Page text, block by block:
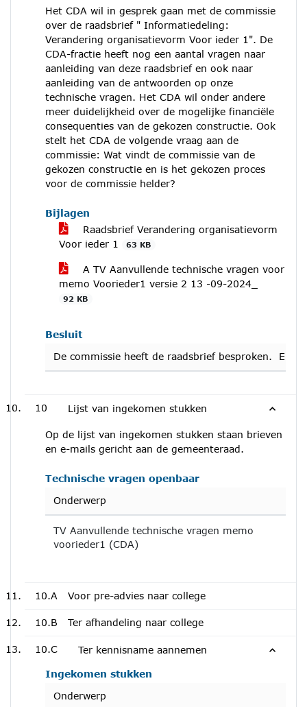
Het CDA wil in gesprek gaan met de commissie
over de raadsbrief " Informatiedeling:
Verandering organisatievorm Voor ieder 1". De
CDA-fractie heeft nog een aantal vragen naar
aanleiding van deze raadsbrief en ook naar
aanleiding van de antwoorden op onze
technische vragen. Het CDA wil onder andere
meer duidelijkheid over de mogelijke financiële
consequenties van de gekozen constructie. Ook
stelt het CDA de volgende vraag aan de
commissie: Wat vindt de commissie van de
gekozen constructie en is het gekozen proces
voor de commissie helder?
Bijlagen
Raadsbrief Verandering organisatievorm
Voor ieder 1
63 KB
A TV Aanvullende technische vragen voor
memo Voorieder1 versie 2 13 -09-2024_
92 KB
Besluit
De commissie heeft de raadsbrief besproken. Er
10 Lijst van ingekomen stukken
Op de lijst van ingekomen stukken staan brieven
en e-mails gericht aan de gemeenteraad.
Technische vragen openbaar
Onderwerp
TV Aanvullende technische vragen memo
voorieder1 (CDA)
10.A Voor pre-advies naar college
10.B Ter afhandeling naar college
10.C Ter kennisname aannemen
Ingekomen stukken
Onderwerp